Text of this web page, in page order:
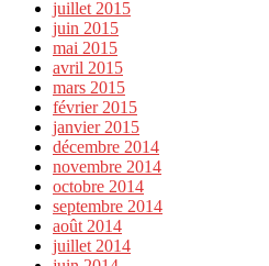
juillet 2015
juin 2015
mai 2015
avril 2015
mars 2015
février 2015
janvier 2015
décembre 2014
novembre 2014
octobre 2014
septembre 2014
août 2014
juillet 2014